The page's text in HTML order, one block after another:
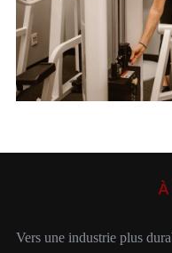
Vers une industrie plus
S
e
c
r